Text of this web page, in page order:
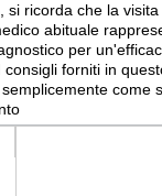
si ricorda che la
abituale
per
consigli forniti in
come